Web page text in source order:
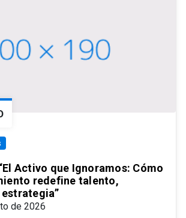
Activo que Ignoramos: Cómo
redefine talento,
de 2026